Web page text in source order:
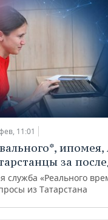
11:01
ипомея,
за
служба «Реального
из Татарстана